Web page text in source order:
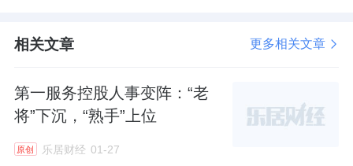
相关文章 更多相关文章
第一服务控股人事变阵：“老
将”下沉，“熟手”上位
原创 乐居财经 01-27